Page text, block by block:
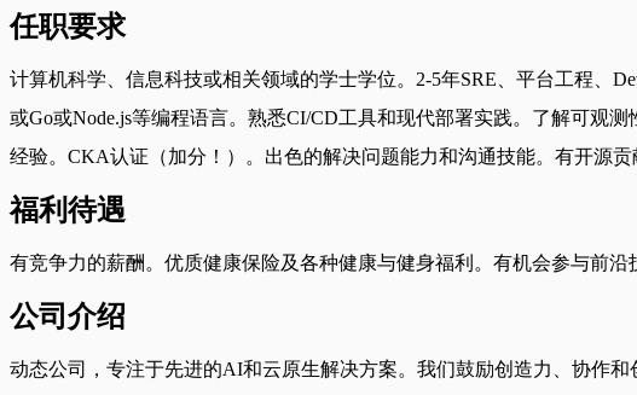
任职要求
计算机科学、信息科技或相关领域的学士学位。2-5年SRE、平台工程、
或Go或Node.js等编程语言。熟悉CI/CD工具和现代部署实践。了解可观
经验。CKA认证（加分！）。出色的解决问题能力和沟通技能。有开源贡
福利待遇
有竞争力的薪酬。优质健康保险及各种健康与健身福利。有机会参与前
公司介绍
动态公司，专注于先进的AI和云原生解决方案。我们鼓励创造力、协作